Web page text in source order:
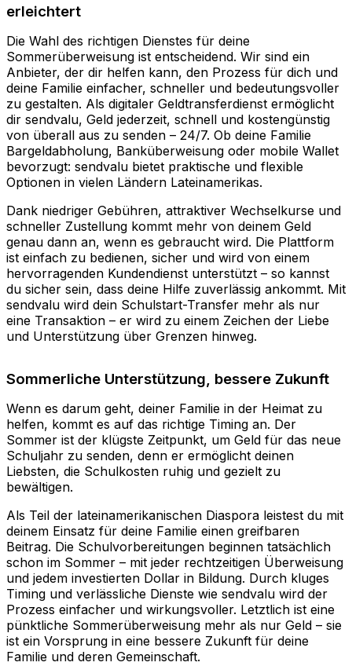
erleichtert
Die Wahl des richtigen Dienstes für deine
Sommerüberweisung ist entscheidend. Wir sind ein
Anbieter, der dir helfen kann, den Prozess für dich und
deine Familie einfacher, schneller und bedeutungsvoller
zu gestalten. Als digitaler Geldtransferdienst ermöglicht
dir sendvalu, Geld jederzeit, schnell und kostengünstig
von überall aus zu senden – 24/7. Ob deine Familie
Bargeldabholung, Banküberweisung oder mobile Wallet
bevorzugt: sendvalu bietet praktische und flexible
Optionen in vielen Ländern Lateinamerikas.
Dank niedriger Gebühren, attraktiver Wechselkurse und
schneller Zustellung kommt mehr von deinem Geld
genau dann an, wenn es gebraucht wird. Die Plattform
ist einfach zu bedienen, sicher und wird von einem
hervorragenden Kundendienst unterstützt – so kannst
du sicher sein, dass deine Hilfe zuverlässig ankommt. Mit
sendvalu wird dein Schulstart-Transfer mehr als nur
eine Transaktion – er wird zu einem Zeichen der Liebe
und Unterstützung über Grenzen hinweg.
Sommerliche Unterstützung, bessere Zukunft
Wenn es darum geht, deiner Familie in der Heimat zu
helfen, kommt es auf das richtige Timing an. Der
Sommer ist der klügste Zeitpunkt, um Geld für das neue
Schuljahr zu senden, denn er ermöglicht deinen
Liebsten, die Schulkosten ruhig und gezielt zu
bewältigen.
Als Teil der lateinamerikanischen Diaspora leistest du mit
deinem Einsatz für deine Familie einen greifbaren
Beitrag. Die Schulvorbereitungen beginnen tatsächlich
schon im Sommer – mit jeder rechtzeitigen Überweisung
und jedem investierten Dollar in Bildung. Durch kluges
Timing und verlässliche Dienste wie sendvalu wird der
Prozess einfacher und wirkungsvoller. Letztlich ist eine
pünktliche Sommerüberweisung mehr als nur Geld – sie
ist ein Vorsprung in eine bessere Zukunft für deine
Familie und deren Gemeinschaft.